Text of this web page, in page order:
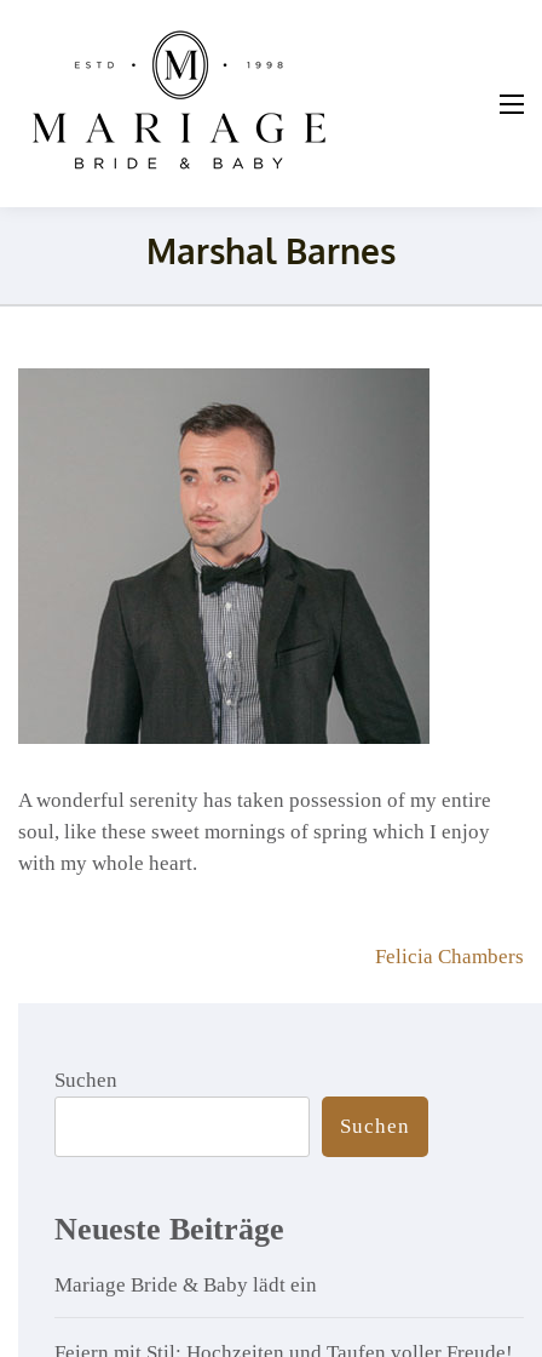
Marshal Barnes
A wonderful serenity has taken possession of my entire
soul, like these sweet mornings of spring which I enjoy
with my whole heart.
Felicia Chambers
Suchen
Suchen
Neueste Beiträge
Mariage Bride & Baby lädt ein